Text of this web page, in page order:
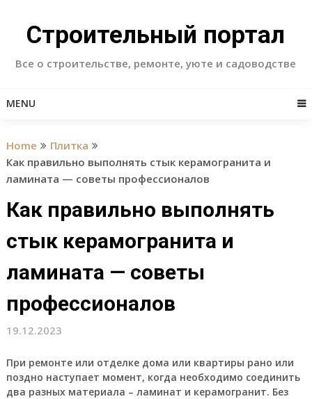
contentСтроительный портал
Все о строительстве, ремонте, уюте и садоводстве
MENU
Home
Плитка
Как правильно выполнять стык керамогранита и
ламината — советы профессионалов
Как правильно выполнять
стык керамогранита и
ламината — советы
профессионалов
19.12.2023
При ремонте или отделке дома или квартиры рано или
поздно наступает момент, когда необходимо соединить
два разных материала – ламинат и керамогранит. Без